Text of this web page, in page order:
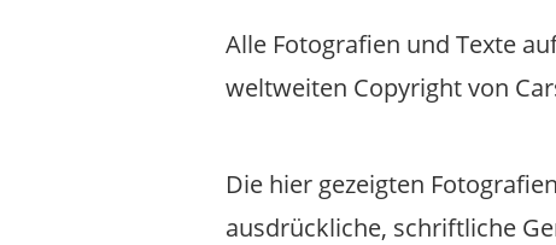
Alle Fotografien und Texte
weltweiten Copyright von
Die hier gezeigten
ausdrückliche, schriftliche